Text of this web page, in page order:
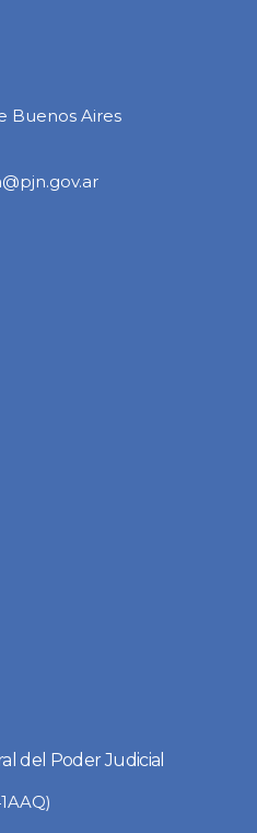
Buenos Aires
del Poder Judicial